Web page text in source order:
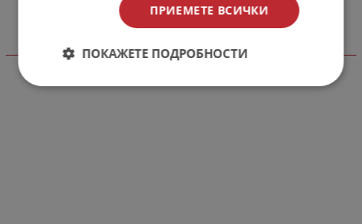
Виж още
ПРИЕМЕТЕ ВСИЧКИ
ПОКАЖЕТЕ ПОДРОБНОСТИ